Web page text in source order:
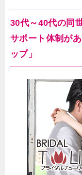
30代～40代の同
サポート体制が
ップ」